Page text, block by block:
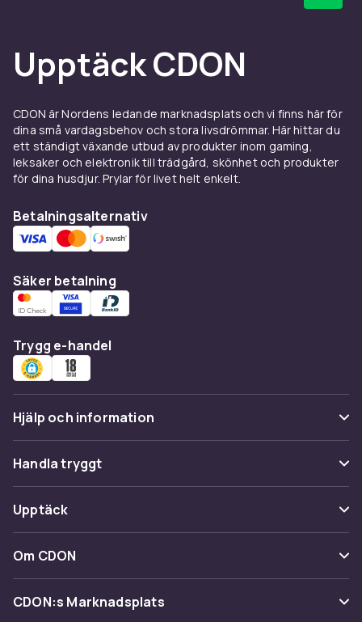
Upptäck CDON
CDON är Nordens ledande marknadsplats och vi finns här för
dina små vardagsbehov och stora livsdrömmar. Här hittar du
ett ständigt växande utbud av produkter inom gaming,
leksaker och elektronik till trädgård, skönhet och produkter
för dina husdjur. Prylar för livet helt enkelt.
Betalningsalternativ
Säker betalning
Trygg e-handel
Hjälp och information
Vanliga frågor
Spåra paket
Ångra & Returnera här
Kundservice
Handla tryggt
Betalning
Leverans
Återkallelser
Upptäck
Kategorier
Varumärken
Om CDON
Om oss
CDON:s Marknadsplats